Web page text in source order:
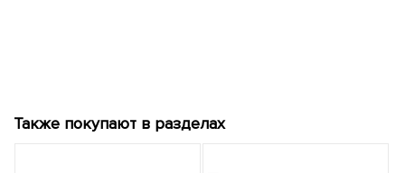
Также покупают в разделах